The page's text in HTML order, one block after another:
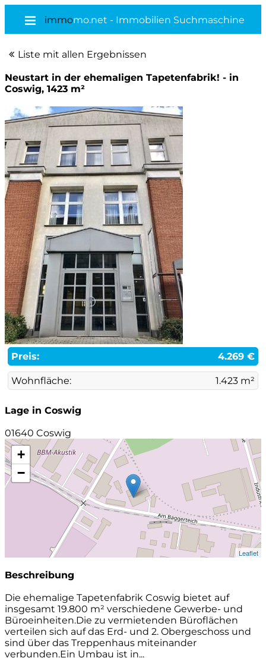
immomo.net - Immobilien Suchmaschine
Liste mit allen Ergebnissen
Neustart in der ehemaligen Tapetenfabrik! - in
Coswig, 1423 m²
Preis: 4.269 €
Wohnfläche: 1.423 m²
Lage in Coswig
01640 Coswig
+
−
Leaflet
Beschreibung
Die ehemalige Tapetenfabrik Coswig bietet auf
insgesamt 19.800 m² verschiedene Gewerbe- und
Büroeinheiten.Die zu vermietenden Büroflächen
verteilen sich auf das Erd- und 2. Obergeschoss und
sind über das Treppenhaus miteinander
verbunden.Ein Umbau ist in...